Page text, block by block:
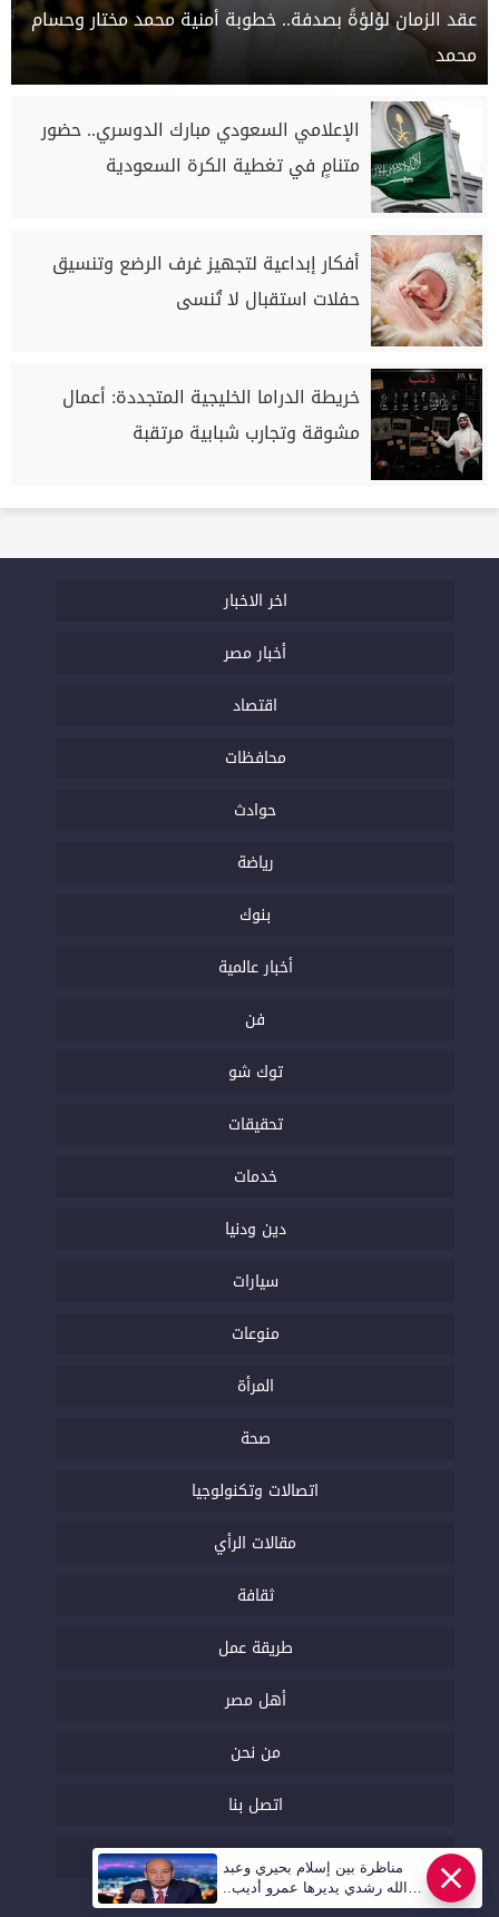
عقد الزمان لؤلؤةً بصدفة.. خطوبة أمنية محمد مختار وحسام
محمد
الإعلامي السعودي مبارك الدوسري.. حضور
متنامٍ في تغطية الكرة السعودية
أفكار إبداعية لتجهيز غرف الرضع وتنسيق
حفلات استقبال لا تُنسى
خريطة الدراما الخليجية المتجددة: أعمال
مشوقة وتجارب شبابية مرتقبة
اخر الاخبار
أخبار مصر
اقتصاد
محافظات
حوادث
رياضة
بنوك
أخبار عالمية
فن
توك شو
تحقيقات
خدمات
دين ودنيا
سيارات
منوعات
المرأة
صحة
اتصالات وتكنولوجيا
مقالات الرأي
ثقافة
طريقة عمل
أهل مصر
من نحن
اتصل بنا
السياسة التحريرية
مناظرة بين إسلام بحيري وعبد
الله رشدي يديرها عمرو أديب..
قريبا | أهل مصر